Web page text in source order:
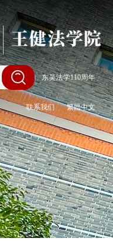
| 东吴法学110周年
联系我们 繁體中文